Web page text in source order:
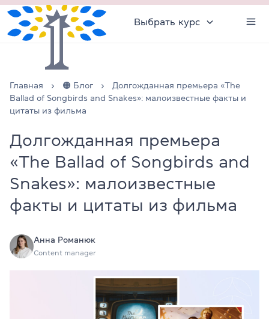
Выбрать курс
Главная 🟠 Блог
Долгожданная премьера «The
Ballad of Songbirds and Snakes»: малоизвестные факты и
цитаты из фильма
Долгожданная премьера
«The Ballad of Songbirds and
Snakes»: малоизвестные
факты и цитаты из фильма
Анна Романюк
Content manager